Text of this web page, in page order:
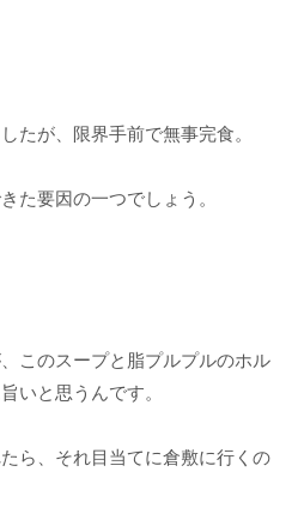
たが、限界手前で無事完食。
た要因の一つでしょう。
このスープと脂プルプルのホル
いと思うんです。
ら、それ目当てに倉敷に行くの